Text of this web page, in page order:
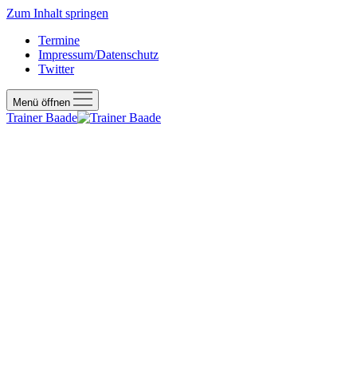
Zum Inhalt springen
Termine
Impressum/Datenschutz
Twitter
Menü öffnen
Trainer Baade